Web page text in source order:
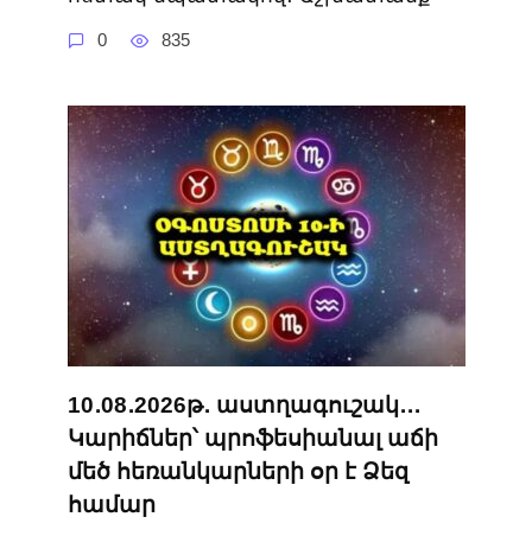
0 835
10․08․2026թ․ աստղագուշակ․․․
Կարիճներ՝ պրոֆեսիանալ աճի
մեծ հեռանկարների օր է Ձեզ
համար